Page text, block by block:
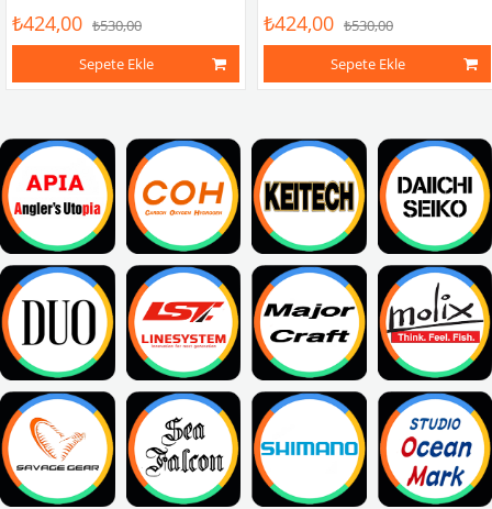
₺424,00 ₺530,00
Sepete Ekle
₺424,00 ₺530,00
Sepete Ekle